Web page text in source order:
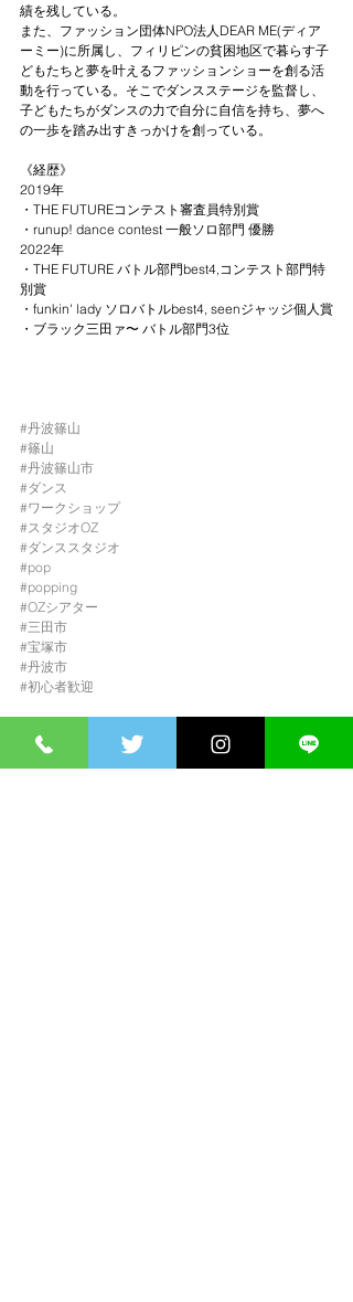
績を残している。
また、ファッション団体NPO法人DEAR ME(ディア
ーミー)に所属し、フィリピンの貧困地区で暮らす子
どもたちと夢を叶えるファッションショーを創る活
動を行っている。そこでダンスステージを監督し、
子どもたちがダンスの力で自分に自信を持ち、夢へ
の一歩を踏み出すきっかけを創っている。
《経歴》
2019年
・THE FUTUREコンテスト審査員特別賞
・runup! dance contest 一般ソロ部門 優勝
2022年
・THE FUTURE バトル部門best4,コンテスト部門特
別賞
・funkin' lady ソロバトルbest4, seenジャッジ個人賞
・ブラック三田ァ〜 バトル部門3位
#丹波篠山
#篠山
#丹波篠山市
#ダンス
#ワークショップ
#スタジオOZ
#ダンススタジオ
#pop
#popping
#OZシアター
#三田市
#宝塚市
#丹波市
#初心者歓迎